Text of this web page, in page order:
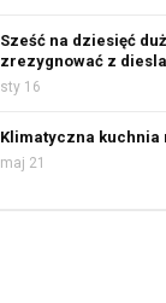
Sześć na dziesięć
zrezygnować z diesla
sty 16
Klimatyczna kuchnia
maj 21